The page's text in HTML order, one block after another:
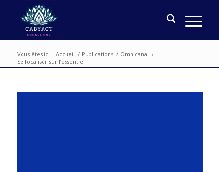
Vous êtes ici : Accueil / Publications / Omnicanal /
Se focaliser sur l’essentiel